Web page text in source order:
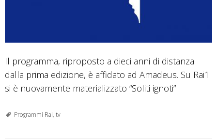
Il programma, riproposto a dieci anni di distanza
dalla prima edizione, è affidato ad Amadeus. Su Rai1
si è nuovamente materializzato “Soliti ignoti”
Programmi Rai, tv